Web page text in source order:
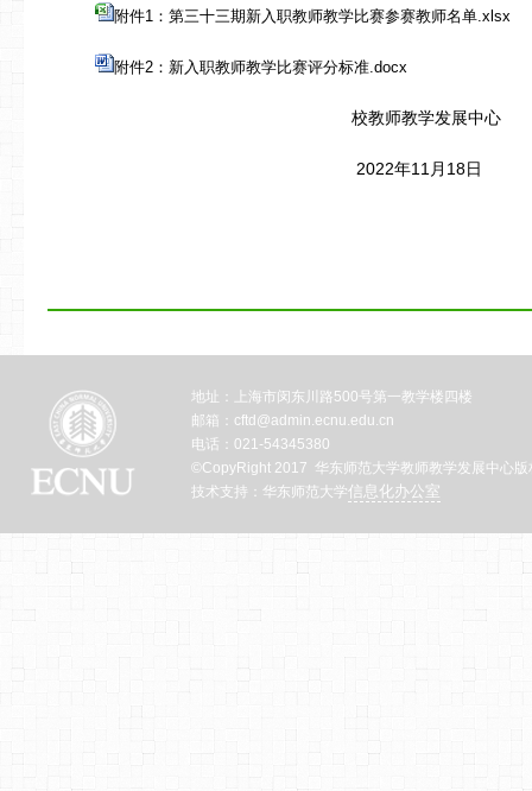
附件1：第三十三期新入职教师教学比赛参赛教师名单.xlsx
附件2：新入职教师教学比赛评分标准.docx
校教师教学发展中心
2022年11 月 18 日
地址：上海市闵东川路500号第一教学楼四楼
邮箱：cftd@admin.ecnu.edu.cn
电话：021-54345380
©CopyRight 2017 华东师范大学教师教学发展中心版
技术支持：华东师范大学信息化办公室